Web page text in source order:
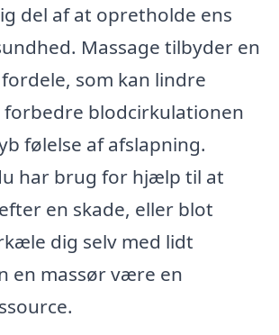
del af at opretholde ens
Massage tilbyder en
som kan lindre
blodcirkulationen
følelse af afslapning.
har brug for hjælp til at
en skade, eller blot
dig selv med lidt
en massør være en